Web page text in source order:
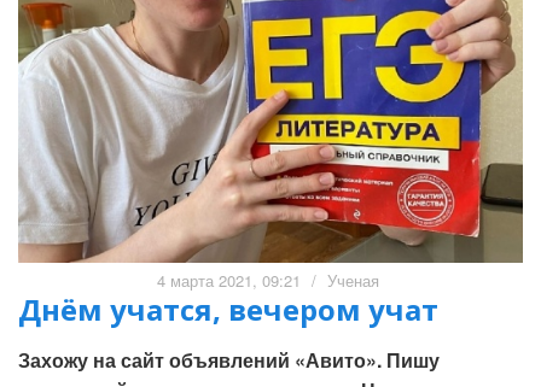
4 марта 2021, 09:21 / Ученая
Днём учатся, вечером учат
Захожу на сайт объявлений «Авито». Пишу